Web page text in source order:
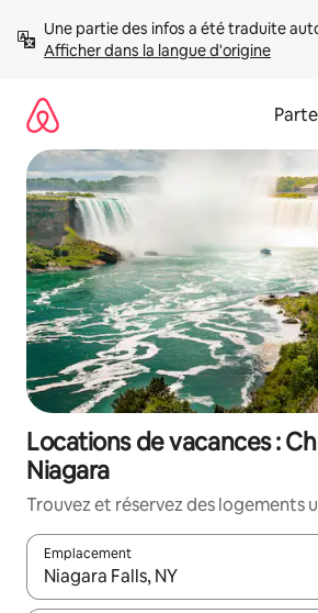
directement
Afficher dans la langue d'origine
Locations de vacances :
Niagara
Trouvez et réservez des logements
Emplacement
Quand les résultats sont affichés,